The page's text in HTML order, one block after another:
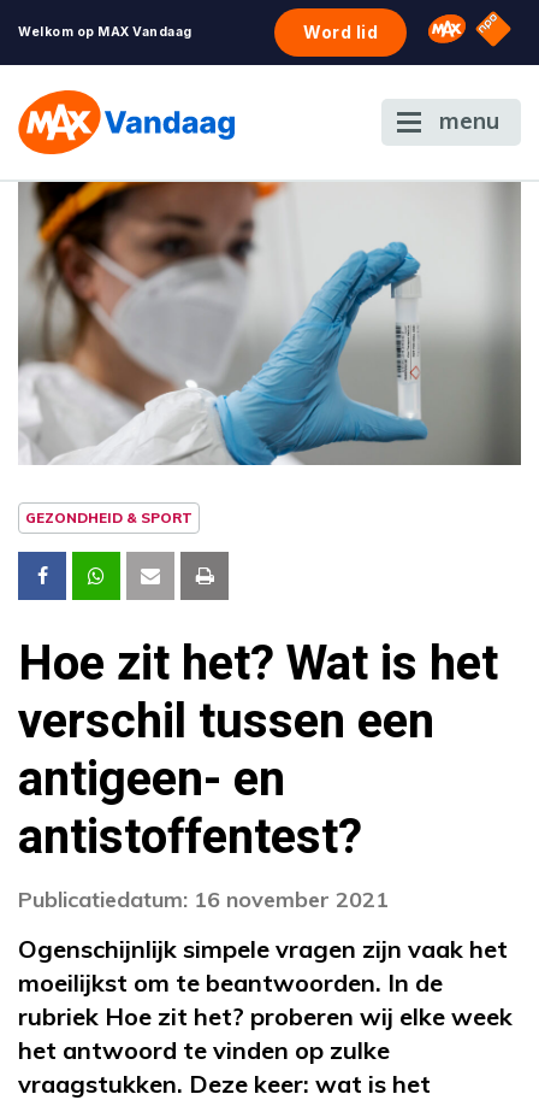
Welkom op MAX Vandaag Word lid Omroep
NPO
menu
GEZONDHEID & SPORT
Hoe zit het? Wat is het
verschil tussen een
antigeen- en
antistoffentest?
Publicatiedatum: 16 november 2021
Ogenschijnlijk simpele vragen zijn vaak het
moeilijkst om te beantwoorden. In de
rubriek Hoe zit het? proberen wij elke week
het antwoord te vinden op zulke
vraagstukken. Deze keer: wat is het